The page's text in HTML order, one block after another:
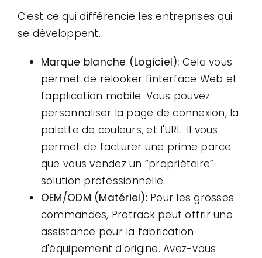
C'est ce qui différencie les entreprises qui
se développent.
Marque blanche (Logiciel): Cela vous
permet de relooker l'interface Web et
l'application mobile. Vous pouvez
personnaliser la page de connexion, la
palette de couleurs, et l'URL. Il vous
permet de facturer une prime parce
que vous vendez un “propriétaire”
solution professionnelle.
OEM/ODM (Matériel):Pour les grosses
commandes, Protrack peut offrir une
assistance pour la fabrication
d'équipement d'origine. Avez-vous